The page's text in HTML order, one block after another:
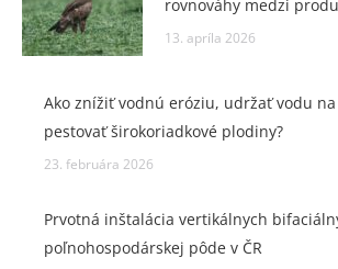
rovnováhy medzi
13. apríla 2026
Ako znížiť vodnú eróziu, udržať vodu
pestovať širokoriadkové plodiny?
23. februára 2026
Prvotná inštalácia vertikálnych
poľnohospodárskej pôde v ČR